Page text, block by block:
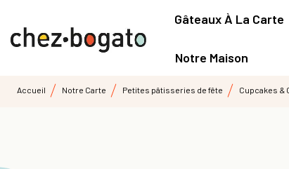
Gâteaux À La Carte
Notre Maison
Accueil Notre Carte Petites pâtisseries de fête Cupcakes &